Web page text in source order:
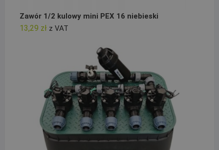
Zawór 1/2 kulowy mini PEX 16 niebieski
13,29 zł z VAT